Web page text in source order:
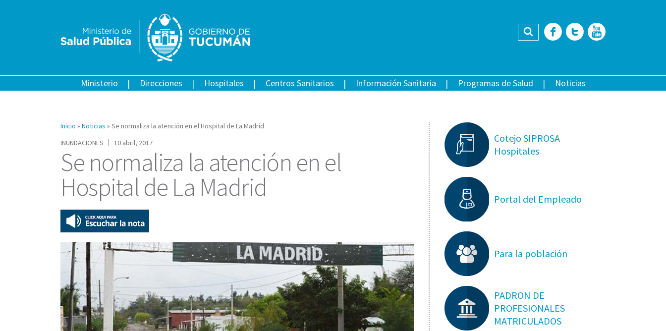
Buscar Facebook
Twitter
Ministerio Direcciones Hospitales Centros Sanitarios Información Sanitaria Programas de Salud Noticias
Inicio » Noticias » Se normaliza la atención en el Hospital de La Madrid
INUNDACIONES
10 abril, 2017
Se normaliza la atención en el
Hospital de La Madrid
Cotejo SIPROSA
Hospitales
Portal del Empleado
Para la población
PADRON DE
PROFESIONALES
MATRICULADOS